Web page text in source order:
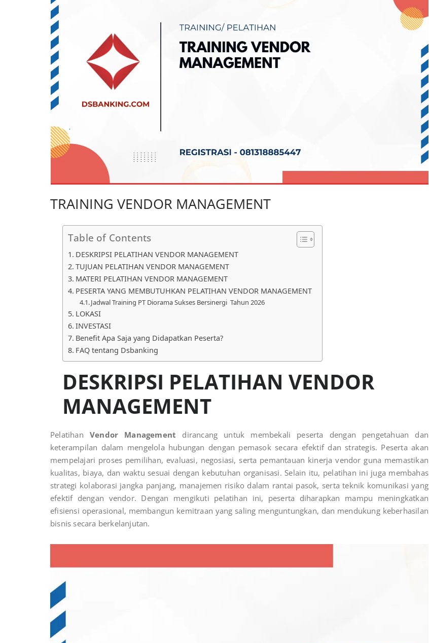
TRAINING VENDOR MANAGEMENT
Table of Contents
DESKRIPSI PELATIHAN VENDOR MANAGEMENT
TUJUAN PELATIHAN VENDOR MANAGEMENT
MATERI PELATIHAN VENDOR MANAGEMENT
PESERTA YANG MEMBUTUHKAN PELATIHAN VENDOR MANAGEMENT
Jadwal Training PT Diorama Sukses Bersinergi Tahun 2026
LOKASI
INVESTASI
Benefit Apa Saja yang Didapatkan Peserta?
FAQ tentang Dsbanking
DESKRIPSI PELATIHAN VENDOR
MANAGEMENT
Pelatihan Vendor Management dirancang untuk membekali peserta dengan pengetahuan dan
keterampilan dalam mengelola hubungan dengan pemasok secara efektif dan strategis. Peserta akan
mempelajari proses pemilihan, evaluasi, negosiasi, serta pemantauan kinerja vendor guna memastikan
kualitas, biaya, dan waktu sesuai dengan kebutuhan organisasi. Selain itu, pelatihan ini juga membahas
strategi kolaborasi jangka panjang, manajemen risiko dalam rantai pasok, serta teknik komunikasi yang
efektif dengan vendor. Dengan mengikuti pelatihan ini, peserta diharapkan mampu meningkatkan
efisiensi operasional, membangun kemitraan yang saling menguntungkan, dan mendukung keberhasilan
bisnis secara berkelanjutan.